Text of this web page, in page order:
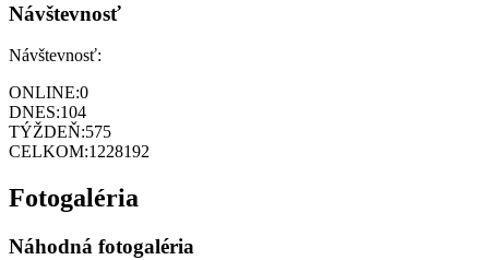
Návštevnosť
Návštevnosť:
ONLINE:0
DNES:104
TÝŽDEŇ:575
CELKOM:1228192
Fotogaléria
Náhodná fotogaléria